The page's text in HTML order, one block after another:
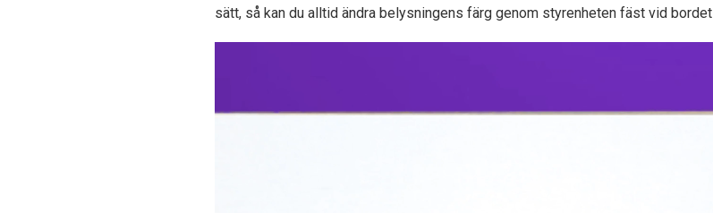
sätt, så kan du alltid ändra belysningens färg genom styrenheten fäst vid bordet